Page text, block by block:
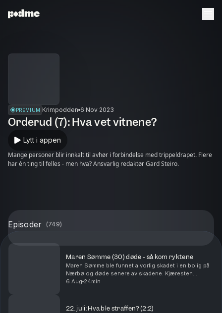
PREMIUM Krimpodden 6 Nov 2023
Orderud (7): Hva vet vitnene?
Lytt i appen
Mange personer blir innkalt til avhør i forbindelse med trippeldrapet. Flere
har én ting til felles - men hva? Ansvarlig redaktør Gard Steiro.
Episoder (749)
Maren Sømme (30) døde - så kom ryktene
Maren Sømme ble funnet alvorlig skadet i en bolig på
Nærbø og døde senere av skadene. Kjæresten
hennes er siktet for drap, men nekter straffskyld. I
6 Aug 24min
22. juli: Hva ble straffen? (2:2)